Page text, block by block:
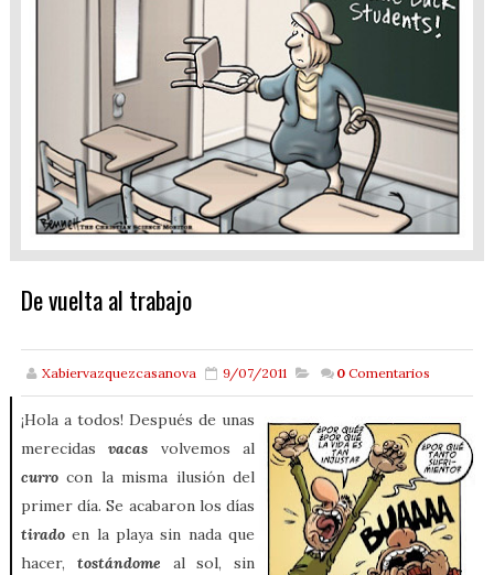
De vuelta al trabajo
Xabiervazquezcasanova 9/07/2011 0 Comentarios
¡Hola a todos! Después de unas
merecidasvacas volvemos al
curro con la misma ilusión del
primer día. Se acabaron los días
tiradoen la playa sin nada que
hacer, tostándome al sol, sin